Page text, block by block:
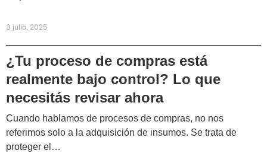
3 julio, 2025
¿Tu proceso de compras está
realmente bajo control? Lo que
necesitás revisar ahora
Cuando hablamos de procesos de compras, no nos
referimos solo a la adquisición de insumos. Se trata de
proteger el…